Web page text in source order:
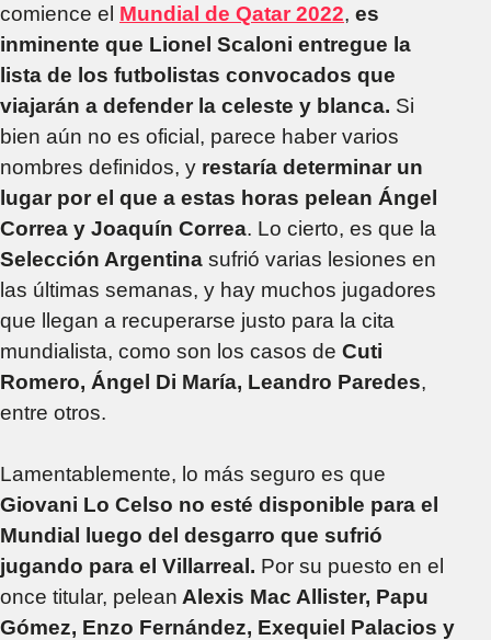
comience el Mundial de Qatar 2022, es
inminente que Lionel Scaloni entregue la
lista de los futbolistas convocados que
viajarán a defender la celeste y blanca. Si
bien aún no es oficial, parece haber varios
nombres definidos, y restaría determinar un
lugar por el que a estas horas pelean Ángel
Correa y Joaquín Correa. Lo cierto, es que la
Selección Argentina sufrió varias lesiones en
las últimas semanas, y hay muchos jugadores
que llegan a recuperarse justo para la cita
mundialista, como son los casos de Cuti
Romero, Ángel Di María, Leandro Paredes,
entre otros.
Lamentablemente, lo más seguro es que
Giovani Lo Celso no esté disponible para el
Mundial luego del desgarro que sufrió
jugando para el Villarreal. Por su puesto en el
once titular, pelean Alexis Mac Allister, Papu
Gómez, Enzo Fernández, Exequiel Palacios y